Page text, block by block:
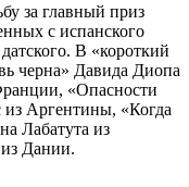
за главный приз
с испанского
В «короткий
черна» Давида Диопа
«Опасности
Аргентины, «Когда
Лабатута из
Дании.